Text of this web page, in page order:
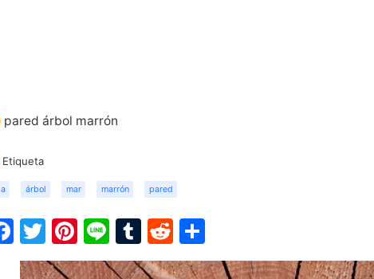
pared árbol marrón
Etiqueta
a árbol mar marrón pared
Facebook
Twitter
Pinterest
LineTumblr
Reddit